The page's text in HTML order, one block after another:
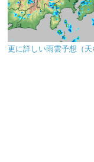
更に詳しい雨雲予想（天